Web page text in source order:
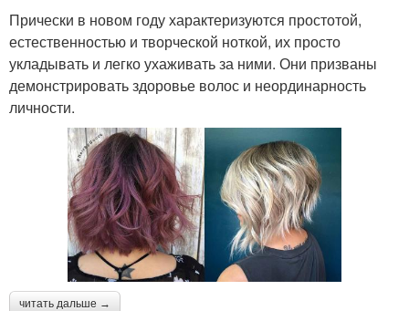
Прически в новом году характеризуются простотой,
естественностью и творческой ноткой, их просто
укладывать и легко ухаживать за ними. Они призваны
демонстрировать здоровье волос и неординарность
личности.
читать дальше →